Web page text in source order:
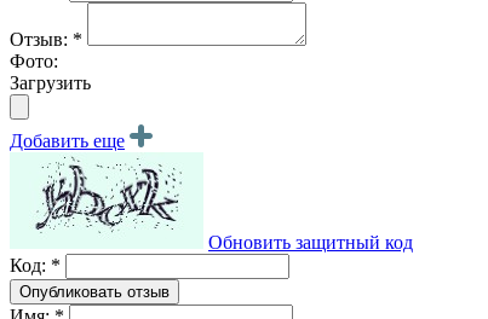
Отзыв: *
Фото:
Загрузить
Добавить еще
Обновить защитный код
Код: *